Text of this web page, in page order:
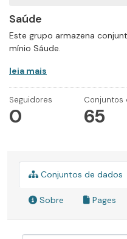
Saúde
Este grupo armazena
mínio Sáude.
leia mais
Seguidores
0
Conjuntos
65
Conjuntos de dados
Sobre Pages